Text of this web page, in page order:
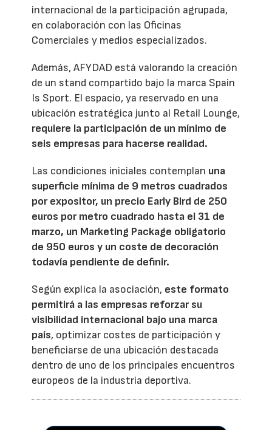
internacional de la participación agrupada,
en colaboración con las Oficinas
Comerciales y medios especializados.
Además, AFYDAD está valorando la creación
de un stand compartido bajo la marca Spain
Is Sport. El espacio, ya reservado en una
ubicación estratégica junto al Retail Lounge,
requiere la participación de un mínimo de
seis empresas para hacerse realidad.
Las condiciones iniciales contemplan una
superficie mínima de 9 metros cuadrados
por expositor, un precio Early Bird de 250
euros por metro cuadrado hasta el 31 de
marzo, un Marketing Package obligatorio
de 950 euros y un coste de decoración
todavía pendiente de definir.
Según explica la asociación, este formato
permitirá a las empresas reforzar su
visibilidad internacional bajo una marca
país, optimizar costes de participación y
beneficiarse de una ubicación destacada
dentro de uno de los principales encuentros
europeos de la industria deportiva.